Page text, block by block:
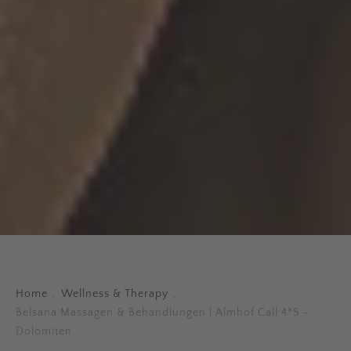
Home . Wellness & Therapy .
Belsana Massagen & Behandlungen | Almhof Call 4*S -
Dolomiten